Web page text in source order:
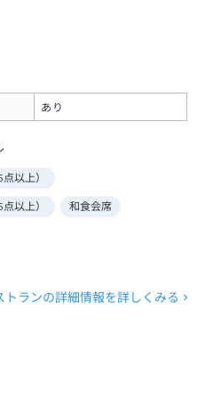
あり
点以上）
点以上） 和食会席
トランの詳細情報を詳しくみる